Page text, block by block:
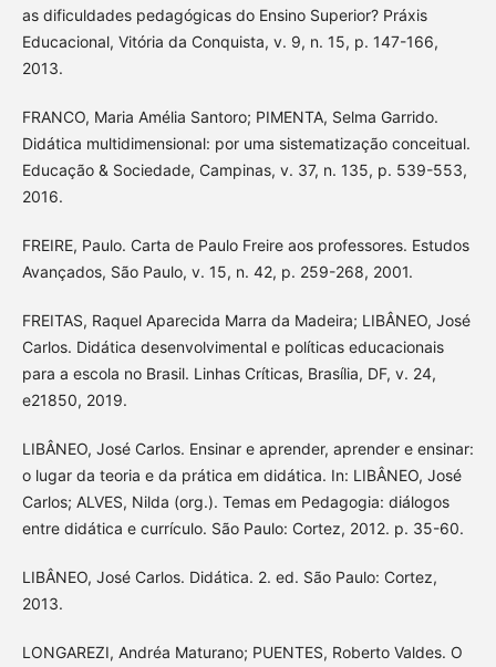
as dificuldades pedagógicas do Ensino Superior? Práxis
Educacional, Vitória da Conquista, v. 9, n. 15, p. 147-166,
2013.
FRANCO, Maria Amélia Santoro; PIMENTA, Selma Garrido.
Didática multidimensional: por uma sistematização conceitual.
Educação & Sociedade, Campinas, v. 37, n. 135, p. 539-553,
2016.
FREIRE, Paulo. Carta de Paulo Freire aos professores. Estudos
Avançados, São Paulo, v. 15, n. 42, p. 259-268, 2001.
FREITAS, Raquel Aparecida Marra da Madeira; LIBÂNEO, José
Carlos. Didática desenvolvimental e políticas educacionais
para a escola no Brasil. Linhas Críticas, Brasília, DF, v. 24,
e21850, 2019.
LIBÂNEO, José Carlos. Ensinar e aprender, aprender e ensinar:
o lugar da teoria e da prática em didática. In: LIBÂNEO, José
Carlos; ALVES, Nilda (org.). Temas em Pedagogia: diálogos
entre didática e currículo. São Paulo: Cortez, 2012. p. 35-60.
LIBÂNEO, José Carlos. Didática. 2. ed. São Paulo: Cortez,
2013.
LONGAREZI, Andréa Maturano; PUENTES, Roberto Valdes. O